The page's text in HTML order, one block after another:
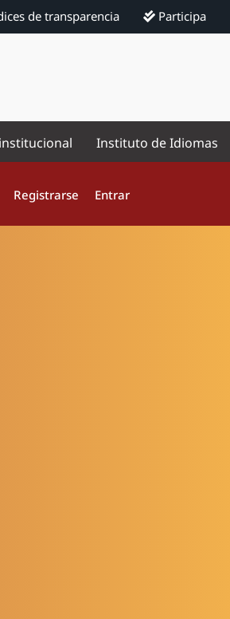
de transparencia Participa
Instituto de Idiomas
Registrarse Entrar